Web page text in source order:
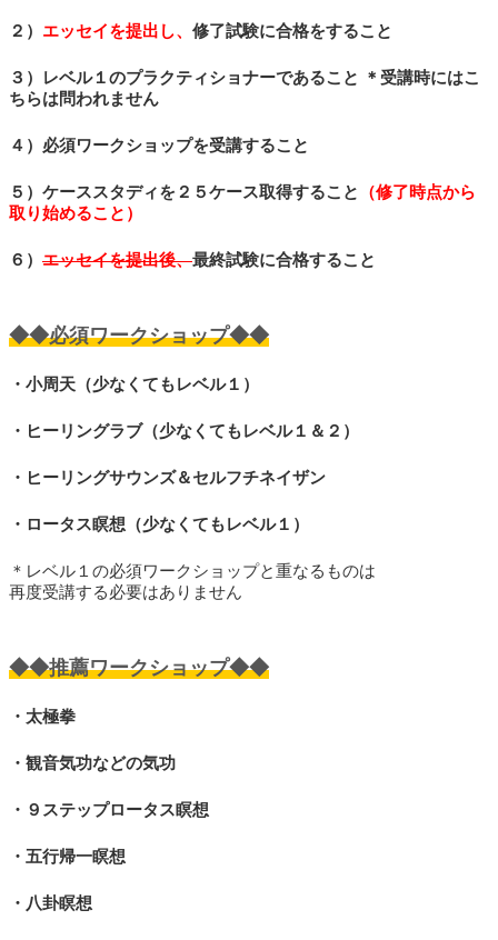
２） エッセイを提出し、 修了試験に合格をすること
３）レベル１のプラクティショナーであること ＊受講時にはこ
ちらは問われません
４）必須ワークショップを受講すること
５）ケーススタディを２５ケース取得すること
（修了時点から
取り始めること）
６） エッセイを提出後、最終試験に合格すること
◆◆必須ワークショップ◆◆
・小周天（少なくてもレベル１）
・ヒーリングラブ（少なくてもレベル１＆２）
・ヒーリングサウンズ＆セルフチネイザン
・ロータス瞑想（少なくてもレベル１）
＊レベル１の必須ワークショップと重なるものは
再度受講する必要はありません
◆◆推薦ワークショップ◆◆
・太極拳
・観音気功などの気功
・９ステップロータス瞑想
・五行帰一瞑想
・八卦瞑想